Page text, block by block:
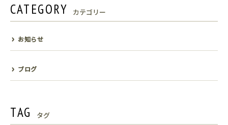
CATEGORY カテゴリー
お知らせ
ブログ
TAG タグ